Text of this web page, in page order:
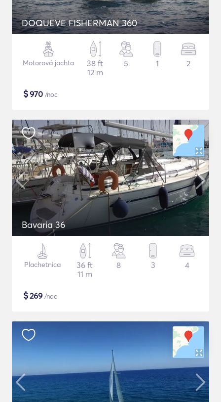
DOQUEVE FISHERMAN 360
Motorová jachta
38 ft
12 m
5 1 2
$970 /noc
Bavaria 36
Plachetnica
36 ft
11 m
8 3 4
$269 /noc